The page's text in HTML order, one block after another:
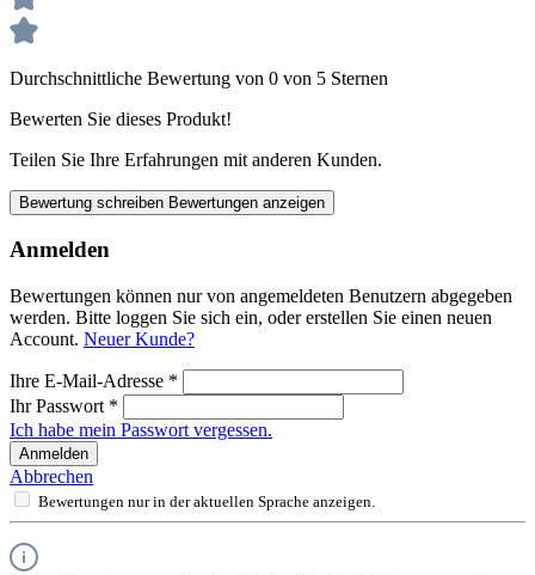
Durchschnittliche Bewertung von 0 von 5 Sternen
Bewerten Sie dieses Produkt!
Teilen Sie Ihre Erfahrungen mit anderen Kunden.
Bewertung schreiben Bewertungen anzeigen
Anmelden
Bewertungen können nur von angemeldeten Benutzern abgegeben
werden. Bitte loggen Sie sich ein, oder erstellen Sie einen neuen
Account. Neuer Kunde?
Ihre E-Mail-Adresse *
Ihr Passwort *
Ich habe mein Passwort vergessen.
Anmelden
Abbrechen
Bewertungen nur in der aktuellen Sprache anzeigen.